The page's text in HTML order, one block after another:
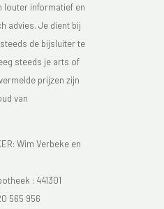
louter informatief en
advies. Je dient bij
de bijsluiter te
steeds je arts of
prijzen zijn
van
Wim Verbeke en
: 441301
565 956